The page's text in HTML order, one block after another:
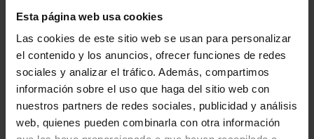
Esta página web usa cookies
Las cookies de este sitio web se usan para personalizar
el contenido y los anuncios, ofrecer funciones de redes
sociales y analizar el tráfico. Además, compartimos
información sobre el uso que haga del sitio web con
nuestros partners de redes sociales, publicidad y análisis
web, quienes pueden combinarla con otra información
BAUERNHOF
Verspätete
Einkommensteuererklärungen: Was
passieren kann und wann das
Finanzamt Zinsen zahlen muss